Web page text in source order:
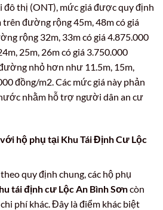
thị (ONT), mức giá được quy định
trên đường rộng 45m, 48m có giá
rộng 32m, 33m có giá 4.875.000
25m, 26m có giá 3.750.000
nhỏ hơn như 11.5m, 15m,
đồng/m2. Các mức giá này phản
nhằm hỗ trợ người dân an cư
hộ phụ tại Khu Tái Định Cư Lộc
quy định chung, các hộ phụ
tái định cư Lộc An Bình Sơncòn
phí khác. Đây là điểm khác biệt